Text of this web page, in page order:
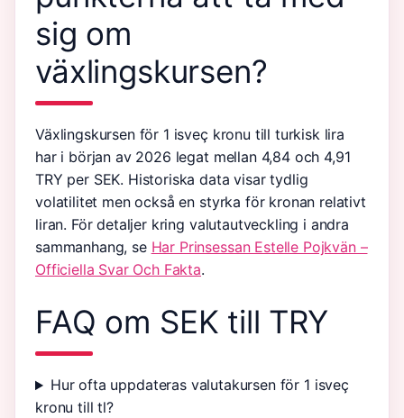
sig om
växlingskursen?
Växlingskursen för 1 isveç kronu till turkisk lira
har i början av 2026 legat mellan 4,84 och 4,91
TRY per SEK. Historiska data visar tydlig
volatilitet men också en styrka för kronan relativt
liran. För detaljer kring valutautveckling i andra
sammanhang, se Har Prinsessan Estelle Pojkvän –
Officiella Svar Och Fakta.
FAQ om SEK till TRY
Hur ofta uppdateras valutakursen för 1 isveç
kronu till tl?